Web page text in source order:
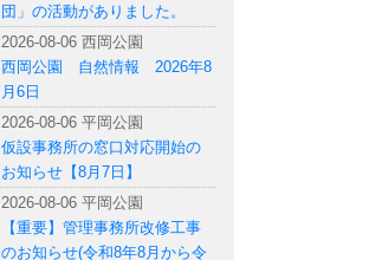
団」の活動がありました。
2026-08-06 西岡公園
西岡公園 自然情報 2026年8
月6日
2026-08-06 平岡公園
仮設事務所の窓口対応開始の
お知らせ【8月7日】
2026-08-06 平岡公園
【重要】管理事務所改修工事
のお知らせ(令和8年8月から令